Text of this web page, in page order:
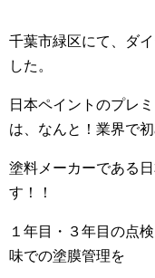
千葉市緑区にて、ダ
した。
日本ペイントのプレ
は、なんと！業界で
塗料メーカーである
す！！
１年目・３年目の点
味での塗膜管理を